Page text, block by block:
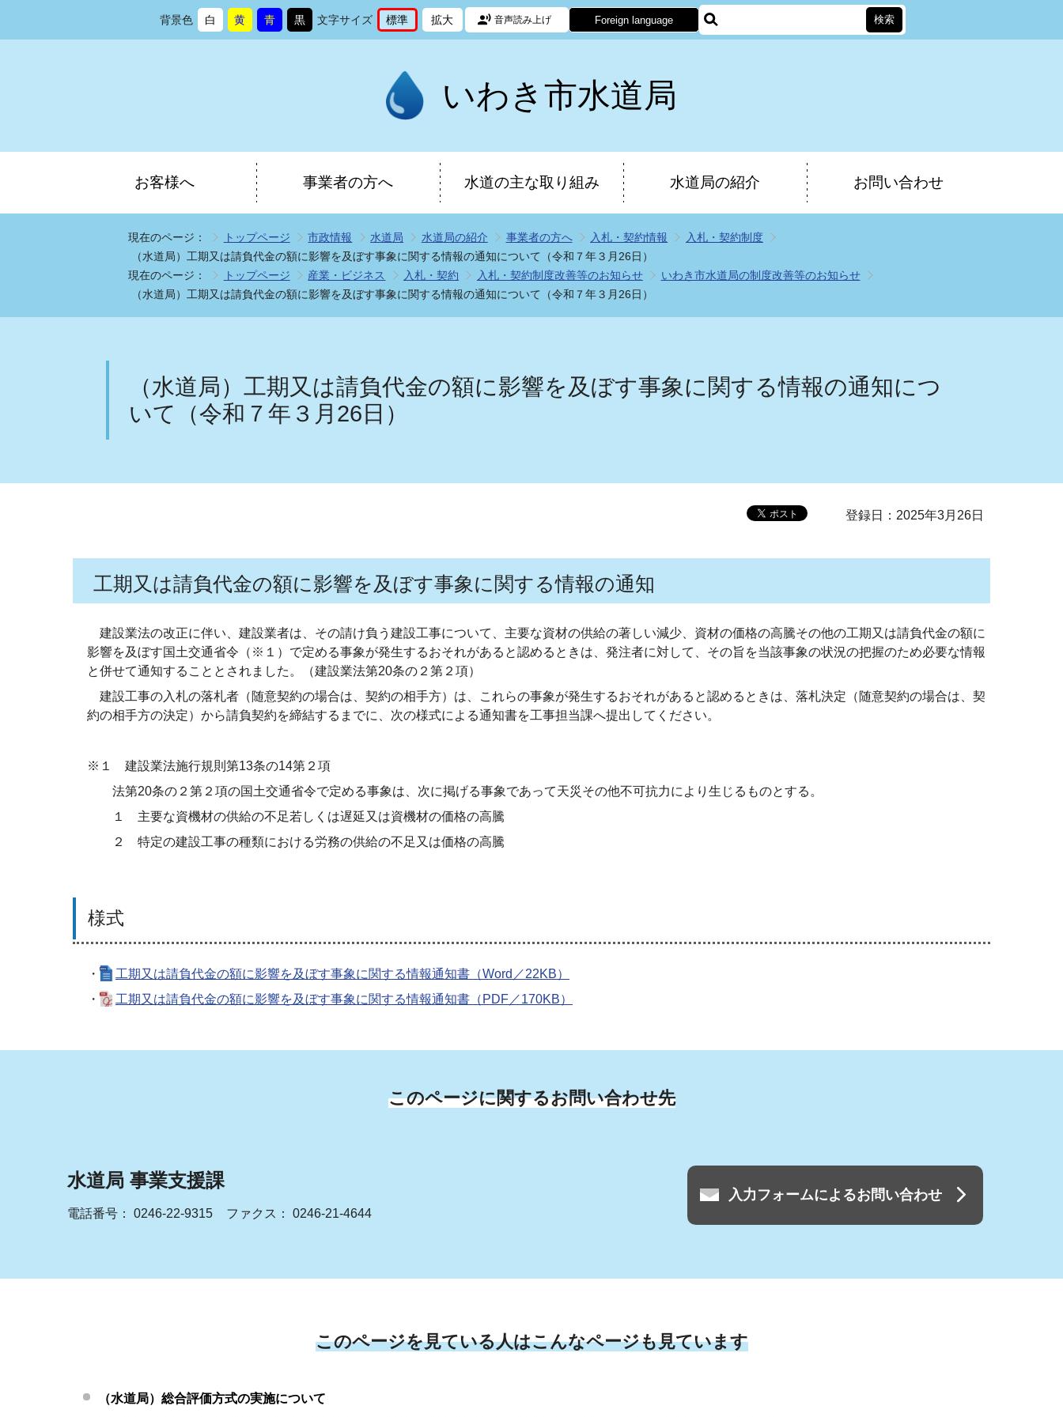
背景色
背
白
に
背
黄
に
背
青
に
背
黒
に
文字サイズ
文
イ
ズ
を
標準
に
文
拡大
に
音声読み上げ Foreign language
いわき市水道局
お客様へ 事業者の方へ 水道の主な取り組み 水道局の紹介 お問い合わせ
現在のページ： トップページ 市政情報 水道局 水道局の紹介 事業者の方へ 入札・契約情報
入札・契約制度
（水道局）工期又は請負代金の額に影響を及ぼす事象に関する情報の通知について（令和７年３月26日）
現在のページ：
トップページ 産業・ビジネス 入札・契約 入札・契約制度改善等のお知らせ
いわき市水道局の制度改善等のお知らせ
（水道局）工期又は請負代金の額に影響を及ぼす事象に関する情報の通知について（令和７年３月26日）
（水道局）工期又は請負代金の額に影響を及ぼす事象に関する情報の通知につ
いて（令和７年３月26日）
登録日：2025年3月26日
工期又は請負代金の額に影響を及ぼす事象に関する情報の通知
建設業法の改正に伴い、建設業者は、その請け負う建設工事について、主要な資材の供給の著しい減少、資材の価格の高騰その他の工期又は請負代金の額に
影響を及ぼす国土交通省令（※１）で定める事象が発生するおそれがあると認めるときは、発注者に対して、その旨を当該事象の状況の把握のため必要な情報
と併せて通知することとされました。（建設業法第20条の２第２項）
建設工事の入札の落札者（随意契約の場合は、契約の相手方）は、これらの事象が発生するおそれがあると認めるときは、落札決定（随意契約の場合は、契
約の相手方の決定）から請負契約を締結するまでに、次の様式による通知書を工事担当課へ提出してください。
※１ 建設業法施行規則第13条の14第２項
法第20条の２第２項の国土交通省令で定める事象は、次に掲げる事象であって天災その他不可抗力により生じるものとする。
１ 主要な資機材の供給の不足若しくは遅延又は資機材の価格の高騰
２ 特定の建設工事の種類における労務の供給の不足又は価格の高騰
様式
・
工期又は請負代金の額に影響を及ぼす事象に関する情報通知書（Word／22KB）
・
工期又は請負代金の額に影響を及ぼす事象に関する情報通知書（PDF／170KB）
このページに関するお問い合わせ先
水道局 事業支援課
電話番号： 0246-22-9315 ファクス： 0246-21-4644
入力フォームによるお問い合わせ
このページを見ている人はこんなページも見ています
（水道局）総合評価方式の実施について